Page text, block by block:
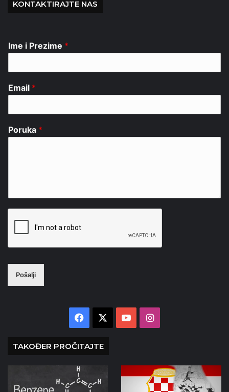
KONTAKTIRAJTE NAS
Ime i Prezime *
Email *
Poruka *
Pošalji
Facebook YouTubeInstagram
TAKOĐER PROČITAJTE